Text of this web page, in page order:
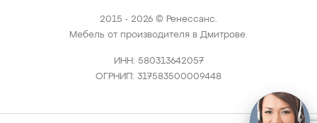
2015 - 2026 © Ренессанс.
Мебель от производителя в Дмитрове.
ИНН: 580313642057
ОГРНИП: 317583500009448